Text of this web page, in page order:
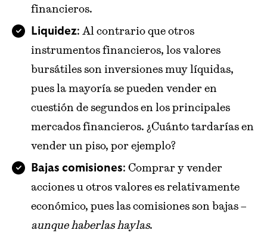
financieros.
Liquidez: Al contrario que otros
instrumentos financieros, los valores
bursátiles son inversiones muy líquidas,
pues la mayoría se pueden vender en
cuestión de segundos en los principales
mercados financieros. ¿Cuánto tardarías en
vender un piso, por ejemplo?
Bajas comisiones: Comprar y vender
acciones u otros valores es relativamente
económico, pues las comisiones son bajas –
aunque haberlas haylas.